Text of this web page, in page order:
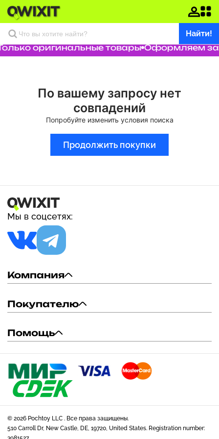
Найти!
оригинальные товары Оформляем
По вашему запросу нет
совпадений
Попробуйте изменить условия поиска
Продолжить покупки
Мы в соцсетях:
Компания
Покупателю
Помощь
© 2026 Pochtoy LLC . Все права защищены.
510 Carroll Dr, New Castle, DE, 19720, United States. Registration number: